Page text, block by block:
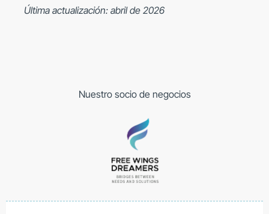
Última actualización: abril de 2026
Nuestro socio de negocios